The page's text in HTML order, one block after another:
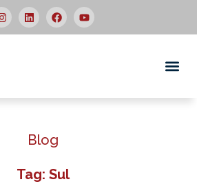
Blog
Tag: Sul